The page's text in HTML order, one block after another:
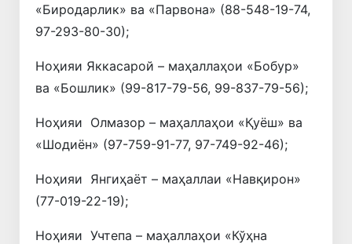
«Биродарлик» ва «Парвона» (88-548-19-74,
97-293-80-30);
Ноҳияи Яккасарой – маҳаллаҳои «Бобур»
ва «Бошлик» (99-817-79-56, 99-837-79-56);
Ноҳияи Олмазор – маҳаллаҳои «Қуёш» ва
«Шодиён» (97-759-91-77, 97-749-92-46);
Ноҳияи Янгиҳаёт – маҳаллаи «Навқирон»
(77-019-22-19);
Ноҳияи Учтепа – маҳаллаҳои «Кўҳна